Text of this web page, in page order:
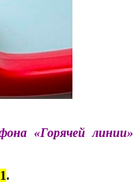
«Горячей
.